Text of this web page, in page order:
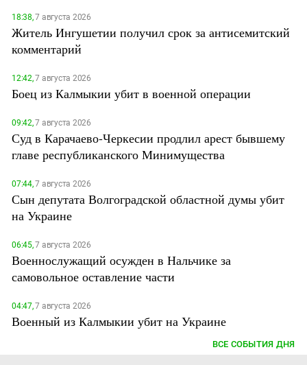
18:38,7 августа 2026
Житель Ингушетии получил срок за антисемитский
комментарий
12:42,7 августа 2026
Боец из Калмыкии убит в военной операции
09:42,7 августа 2026
Суд в Карачаево-Черкесии продлил арест бывшему
главе республиканского Минимущества
07:44,7 августа 2026
Сын депутата Волгоградской областной думы убит
на Украине
06:45,7 августа 2026
Военнослужащий осужден в Нальчике за
самовольное оставление части
04:47,7 августа 2026
Военный из Калмыкии убит на Украине
ВСЕ СОБЫТИЯ ДНЯ